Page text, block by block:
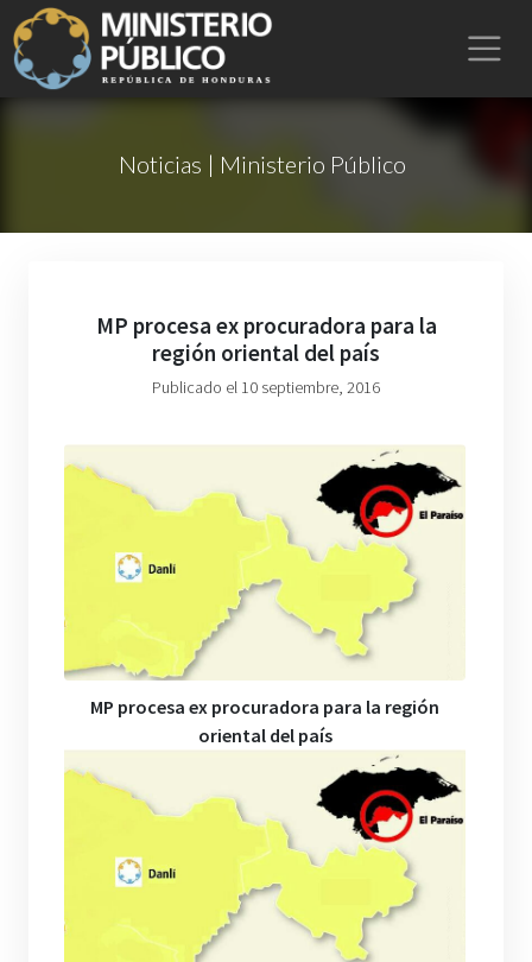
Noticias | Ministerio Público
MP procesa ex procuradora para la
región oriental del país
Publicado el 10 septiembre, 2016
MP procesa ex procuradora para la región
oriental del país